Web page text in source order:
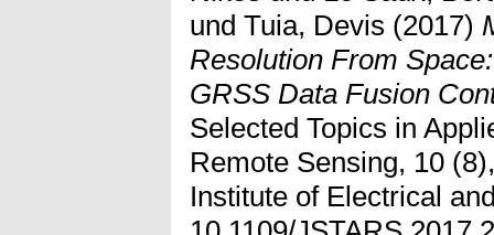
und Tuia, Devis (2017)
Resolution From
GRSS Data Fusion
Selected Topics in
Remote Sensing, 10
Institute of Electrical